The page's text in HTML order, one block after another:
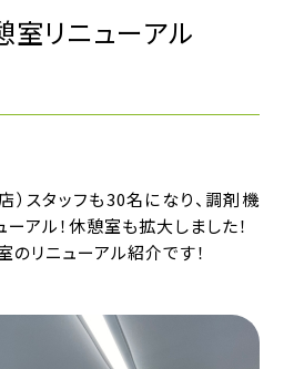
室リニューアル
）スタッフも30名になり、調剤機
アル！休憩室も拡大しました！
のリニューアル紹介です！